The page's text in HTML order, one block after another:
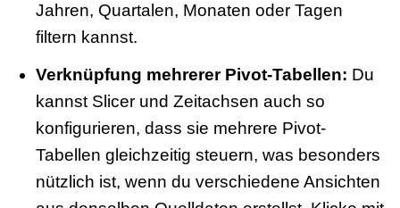
Jahren, Quartalen, Monaten oder Tagen
filtern kannst.
Verknüpfung mehrerer Pivot-Tabellen: Du
kannst Slicer und Zeitachsen auch so
konfigurieren, dass sie mehrere Pivot-
Tabellen gleichzeitig steuern, was besonders
nützlich ist, wenn du verschiedene Ansichten